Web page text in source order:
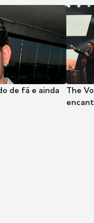
de fã e ainda
The